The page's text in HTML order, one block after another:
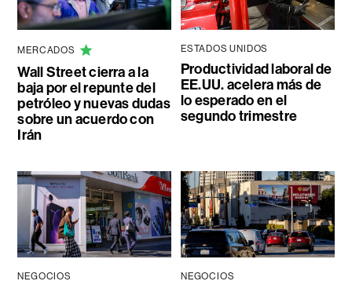
MERCADOS
Wall Street cierra a la
baja por el repunte del
petróleo y nuevas dudas
sobre un acuerdo con
Irán
ESTADOS UNIDOS
Productividad laboral de
EE.UU. acelera más de
lo esperado en el
segundo trimestre
NEGOCIOS NEGOCIOS